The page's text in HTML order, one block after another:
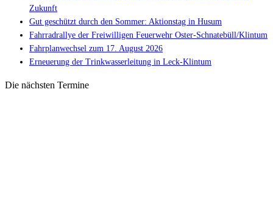
Zukunft
Gut geschützt durch den Sommer: Aktionstag in Husum
Fahrradrallye der Freiwilligen Feuerwehr Oster-Schnatebüll/Klintum
Fahrplanwechsel zum 17. August 2026
Erneuerung der Trinkwasserleitung in Leck-Klintum
Die nächsten Termine